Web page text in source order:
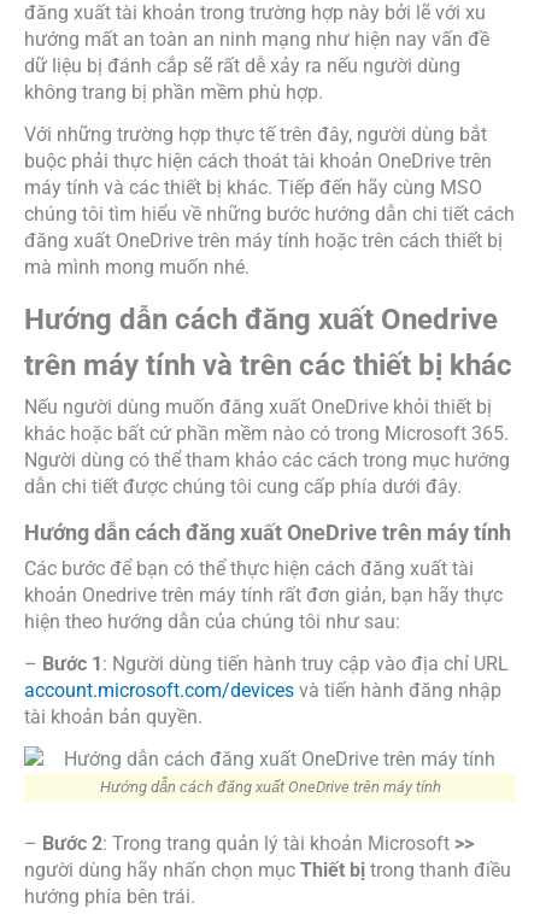
đăng xuất tài khoản trong trường hợp này bởi lẽ với xu
hướng mất an toàn an ninh mạng như hiện nay vấn đề
dữ liệu bị đánh cắp sẽ rất dễ xảy ra nếu người dùng
không trang bị phần mềm phù hợp.
Với những trường hợp thực tế trên đây, người dùng bắt
buộc phải thực hiện cách thoát tài khoản OneDrive trên
máy tính và các thiết bị khác. Tiếp đến hãy cùng MSO
chúng tôi tìm hiểu về những bước hướng dẫn chi tiết cách
đăng xuất OneDrive trên máy tính hoặc trên cách thiết bị
mà mình mong muốn nhé.
Hướng dẫn cách đăng xuất Onedrive
trên máy tính và trên các thiết bị khác
Nếu người dùng muốn đăng xuất OneDrive khỏi thiết bị
khác hoặc bất cứ phần mềm nào có trong Microsoft 365.
Người dùng có thể tham khảo các cách trong mục hướng
dẫn chi tiết được chúng tôi cung cấp phía dưới đây.
Hướng dẫn cách đăng xuất OneDrive trên máy tính
Các bước để bạn có thể thực hiện cách đăng xuất tài
khoản Onedrive trên máy tính rất đơn giản, bạn hãy thực
hiện theo hướng dẫn của chúng tôi như sau:
– Bước 1 : Người dùng tiến hành truy cập vào địa chỉ URL
account.microsoft.com/devices và tiến hành đăng nhập
tài khoản bản quyền.
Hướng dẫn cách đăng xuất OneDrive trên máy tính
– Bước 2: Trong trang quản lý tài khoản Microsoft >>
người dùng hãy nhấn chọn mục Thiết bị trong thanh điều
hướng phía bên trái.